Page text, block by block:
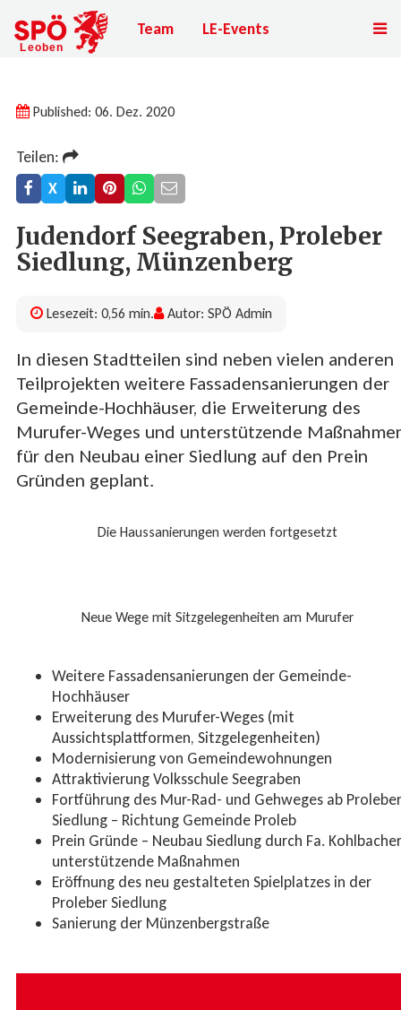
Team LE-Events
Published: 06. Dez. 2020
Teilen:
X
Juden­dorf See­gra­ben, Pro­leber
Sied­lung, Münzen­berg
Lesezeit: 0,56 min. Autor: SPÖ Admin
In diesen Stadtteilen sind neben vielen anderen
Teilprojekten weitere Fassadensanierungen der
Gemeinde-Hochhäuser, die Erweiterung des
Murufer-Weges und unterstützende
für den Neubau einer Siedlung auf den Prein
Gründen geplant.
Die Haussanierungen werden fortgesetzt
Neue Wege mit Sitzgelegenheiten am Murufer
Weitere Fassadensanierungen der Gemeinde-
Hochhäuser
Erweiterung des Murufer-Weges (mit
Aussichtsplattformen, Sitzgelegenheiten)
Modernisierung von Gemeindewohnungen
Attraktivierung Volksschule Seegraben
Fortführung des Mur-Rad- und Gehweges ab Proleber
Siedlung – Richtung Gemeinde Proleb
Prein Gründe – Neubau Siedlung durch Fa.
unterstützende Maßnahmen
Eröffnung des neu gestalteten Spielplatzes in der
Proleber Siedlung
Sanierung der Münzenbergstraße